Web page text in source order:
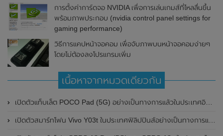
การตั้งค่าการ์ดจอ NVIDIA เพื่อการเล่นเกมส์ที่ไหลลื่นขึ้น
พร้อมภาพประกอบ (nvidia control panel settings for
gaming performance)
วิธีการแคปหน้าจอคอม เพื่อจับภาพบนหน้าจอคอมง่ายๆ
โดยไม่ต้องลงโปรแกรมเพิ่ม
เนื้อหาจากหมวดเดียวกัน
เปิดตัวแท็บเล็ต POCO Pad (5G) อย่างเป็นทางการแล้วในประเทศอินเดีย มาพร้อมชิปเซ็ต Snapdragon 7s Gen 2 ของ Qualcomm และรองรับเครือข่าย 5G
เปิดตัวสมาร์ทโฟน Vivo Y03t ในประเทศฟิลิปปินส์อย่างเป็นทางการแล้ว มาพร้อมชิปเซ็ต Unisoc T612 , กล้องหลัง ความละเอียด 13MP , แบตเตอรี่ 5,000mAh และหน้าจอแสดงผล LCD / 90Hz